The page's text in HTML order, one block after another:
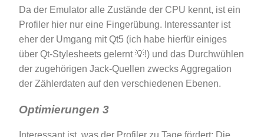
Da der Emulator alle Zustände der CPU kennt, ist ein
Profiler hier nur eine Fingerübung. Interessanter ist
eher der Umgang mit Qt5 (ich habe hierfür einiges
über Qt-Stylesheets gelernt 💡!) und das Durchwühlen
der zugehörigen Jack-Quellen zwecks Aggregation
der Zählerdaten auf den verschiedenen Ebenen.
Optimierungen 3